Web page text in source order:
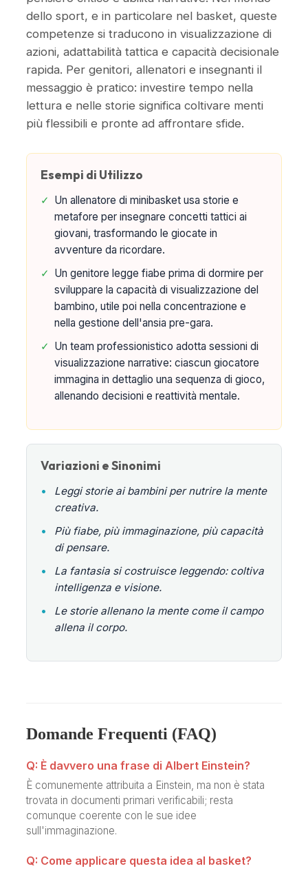
dello sport, e in particolare nel basket, queste
competenze si traducono in visualizzazione di
azioni, adattabilità tattica e capacità decisionale
rapida. Per genitori, allenatori e insegnanti il
messaggio è pratico: investire tempo nella
lettura e nelle storie significa coltivare menti
più flessibili e pronte ad affrontare sfide.
Esempi di Utilizzo
✓ Un allenatore di minibasket usa storie e
metafore per insegnare concetti tattici ai
giovani, trasformando le giocate in
avventure da ricordare.
✓ Un genitore legge fiabe prima di dormire per
sviluppare la capacità di visualizzazione del
bambino, utile poi nella concentrazione e
nella gestione dell'ansia pre-gara.
✓ Un team professionistico adotta sessioni di
visualizzazione narrative: ciascun giocatore
immagina in dettaglio una sequenza di gioco,
allenando decisioni e reattività mentale.
Variazioni e Sinonimi
•
Leggi storie ai bambini per nutrire la mente
creativa.
•
Più fiabe, più immaginazione, più capacità
di pensare.
•
La fantasia si costruisce leggendo: coltiva
intelligenza e visione.
•
Le storie allenano la mente come il campo
allena il corpo.
Domande Frequenti (FAQ)
Q: È davvero una frase di Albert Einstein?
È comunemente attribuita a Einstein, ma non è stata
trovata in documenti primari verificabili; resta
comunque coerente con le sue idee
sull'immaginazione.
Q: Come applicare questa idea al basket?